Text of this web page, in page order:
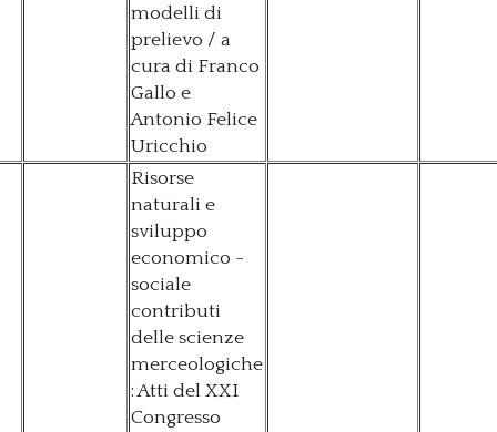
modelli di
prelievo / a
cura di Franco
Gallo e
Antonio Felice
Uricchio
Risorse
naturali e
sviluppo
economico -
sociale
contributi
delle scienze
merceologiche
: Atti del XXI
Congresso